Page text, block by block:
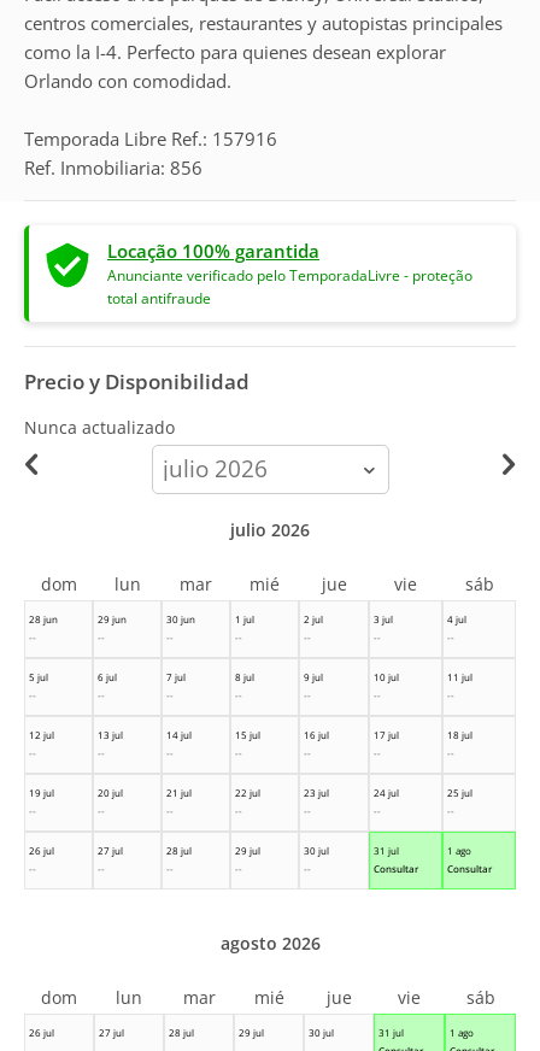
centros comerciales, restaurantes y autopistas principales
como la I-4. Perfecto para quienes desean explorar
Orlando con comodidad.
Temporada Libre Ref.: 157916
Ref. Inmobiliaria: 856
Locação 100% garantida
Anunciante verificado pelo TemporadaLivre - proteção
total antifraude
Precio y Disponibilidad
Nunca actualizado
calendar-
month
28 jun
--
29 jun
--
30 jun
--
1 jul
--
2 jul
--
3 jul
--
4 jul
--
5 jul
--
6 jul
--
7 jul
--
8 jul
--
9 jul
--
10 jul
--
11 jul
--
12 jul
--
13 jul
--
14 jul
--
15 jul
--
16 jul
--
17 jul
--
18 jul
--
19 jul
--
20 jul
--
21 jul
--
22 jul
--
23 jul
--
24 jul
--
25 jul
--
26 jul
--
27 jul
--
28 jul
--
29 jul
--
30 jul
--
31 jul
Consultar
1 ago
Consultar
julio 2026
dom lun mar mié jue vie sáb
26 jul
27 jul
28 jul
29 jul
30 jul
31 jul
1 ago
agosto 2026
dom lun mar mié jue vie sáb